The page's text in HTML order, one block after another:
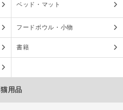
ベッド・マット
フードボウル・小物
書籍
猫用品